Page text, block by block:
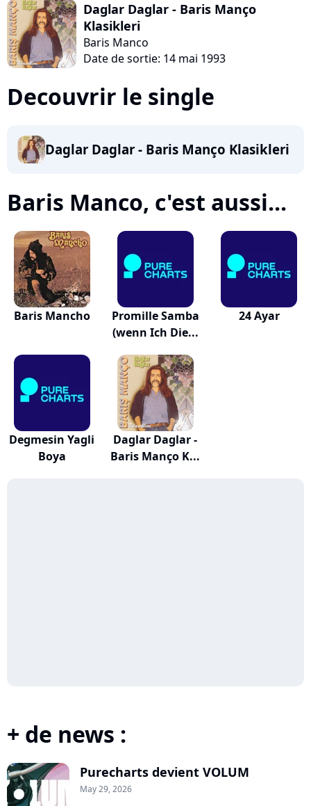
Daglar Daglar - Baris Manço
Klasikleri
Baris Manco
Date de sortie: 14 mai 1993
Decouvrir le single
Daglar Daglar - Baris Manço Klasikleri
Baris Manco, c'est aussi...
Baris Mancho
Promille Samba
(wenn Ich Die...
24 Ayar
Degmesin Yagli
Boya
Daglar Daglar -
Baris Manço K...
+ de news :
Purecharts devient VOLUM
May 29, 2026